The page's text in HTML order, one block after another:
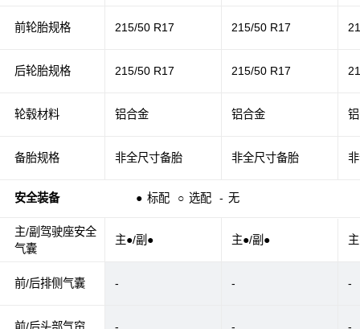
前轮胎规格
后轮胎规格
轮毂材料
备胎规格
安全装备 ● 标配 ○ 选配 - 无
主/副驾驶座安全
气囊
前/后排侧气囊
215/50 R17 215/50 R17
215/50 R17 215/50 R17
铝合金 铝合金
非全尺寸备胎 非全尺寸备胎
主●/副● 主●/副●
- - -